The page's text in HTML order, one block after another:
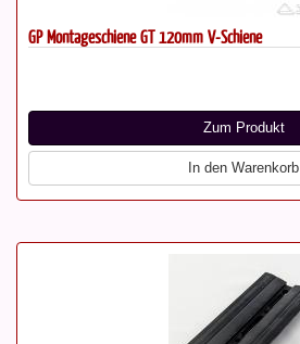
GP Montageschiene GT 120mm V-Schiene
Zum Produkt
In den Warenkorb